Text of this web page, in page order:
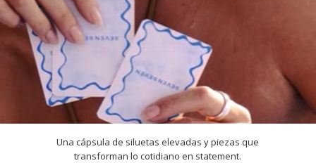
Una cápsula de siluetas elevadas y piezas que
transforman lo cotidiano en statement.